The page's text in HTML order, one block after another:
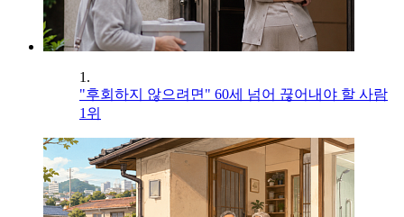
1.
"후회하지 않으려면" 60세 넘어 끊어내야 할 사람
1위